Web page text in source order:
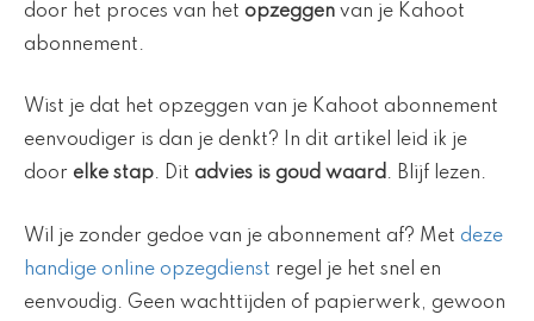
door het proces van het opzeggen van je Kahoot
abonnement.
Wist je dat het opzeggen van je Kahoot abonnement
eenvoudiger is dan je denkt? In dit artikel leid ik je
door elke stap. Dit advies is goud waard . Blijf lezen.
Wil je zonder gedoe van je abonnement af? Met deze
handige online opzegdienst regel je het snel en
eenvoudig. Geen wachttijden of papierwerk, gewoon